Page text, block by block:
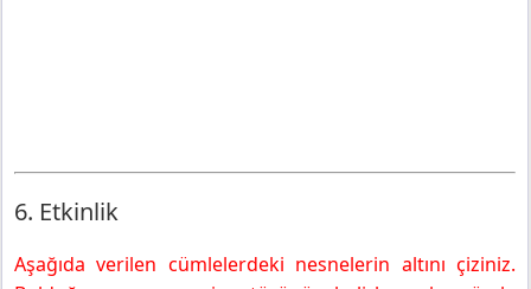
6. Etkinlik
Aşağıda verilen cümlelerdeki nesnelerin altını çiziniz.